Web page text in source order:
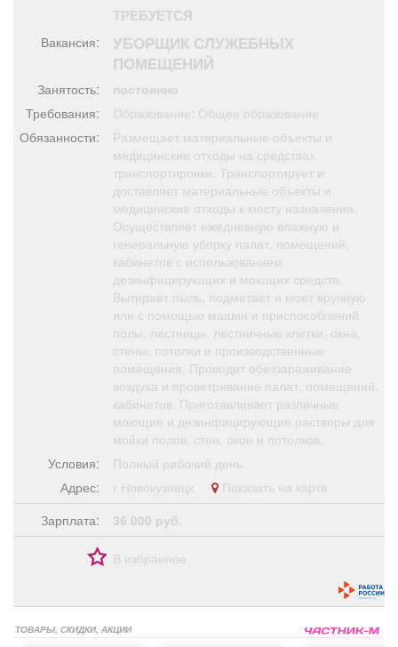
Обучение
Товары Поздравления Погода
Я - пенсионер
ТРЕБУЕТСЯ
Вакансия:
УБОРЩИК СЛУЖЕБНЫХ
ПОМЕЩЕНИЙ
Занятость:
постоянно
Требования:
Образование: Общее образование.
Обязанности:
Размещает материальные объекты и
медицинские отходы на средствах
транспортировки. Транспортирует и
доставляет материальные объекты и
медицинские отходы к месту назначения.
Осуществляет ежедневную влажную и
генеральную уборку палат, помещений,
кабинетов с использованием
дезинфицирующих и моющих средств.
Вытирает пыль, подметает и моет вручную
или с помощью машин и приспособлений
полы, лестницы, лестничные клетки, окна,
стены, потолки и производственные
помещения. Проводит обеззараживание
воздуха и проветривание палат, помещений,
кабинетов. Приготавливает различные
моющие и дезинфицирующие растворы для
мойки полов, стен, окон и потолков.
Условия:
Полный рабочий день.
Адрес:
г Новокузнецк
Показать на карте
Зарплата:
36 000 руб.
В избранное
ТОВАРЫ, СКИДКИ, АКЦИИ